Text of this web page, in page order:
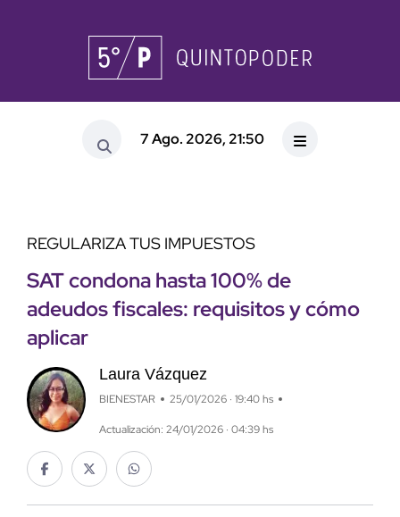
7 Ago. 2026, 21:50
REGULARIZA TUS IMPUESTOS
SAT condona hasta 100% de
adeudos fiscales: requisitos y cómo
aplicar
Laura Vázquez
BIENESTAR 25/01/2026 · 19:40 hs
Actualización: 24/01/2026 · 04:39 hs